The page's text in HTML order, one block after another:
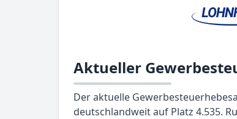
Aktueller
Der aktuelle
deutschlandweit auf Platz 4.535.